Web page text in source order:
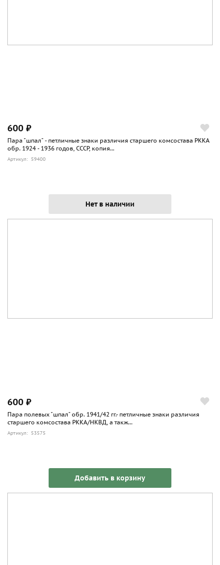
600 ₽
Пара "шпал" - петличные знаки различия старшего комсостава РККА
обр. 1924 - 1936 годов, СССР, копия...
Артикул: 59400
Нет в наличии
600 ₽
Пара полевых "шпал" обр. 1941/42 гг.- петличные знаки различия
старшего комсостава РККА/НКВД, а такж...
Артикул: 53575
Добавить в корзину